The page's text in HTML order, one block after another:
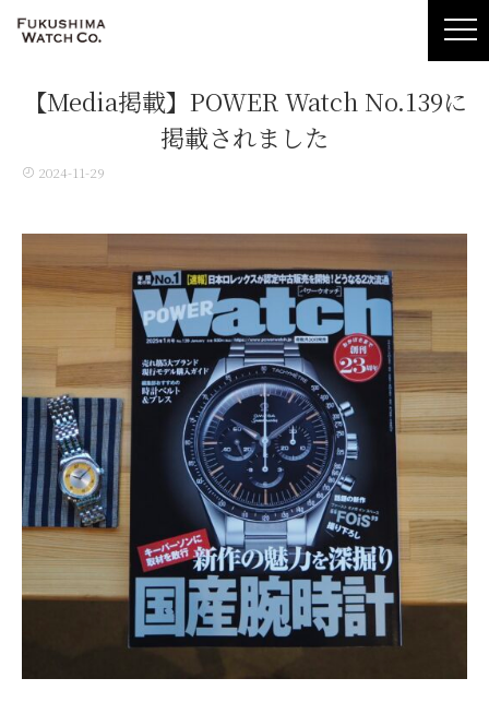
【Media掲載】POWER Watch No.139に
掲載されました
2024-11-29